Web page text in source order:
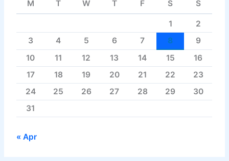
M T W T F S S
1
2
3
4 5 6 7 8
9
10
11 12 13 14 15
16
17
18 19 20 21 22
23
24
25 26 27 28 29
30
31
« Apr